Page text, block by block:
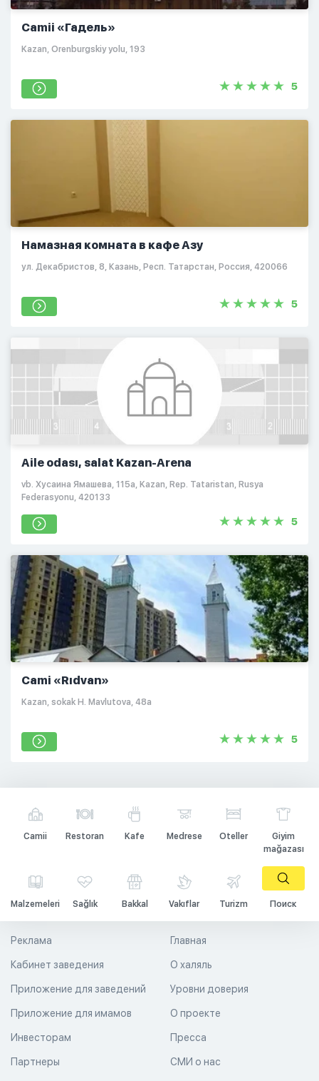
Camii «Гадель»
Kazan, Orenburgskiy yolu, 193
5
Намазная комната в кафе Азу
ул. Декабристов, 8, Казань, Респ. Татарстан, Россия, 420066
5
Aile odası, salat Kazan-Arena
vb. Хусаина Ямашева, 115а, Kazan, Rep. Tataristan, Rusya
Federasyonu, 420133
5
Cami «Rıdvan»
Kazan, sokak H. Mavlutova, 48а
5
Camii Restoran Kafe Medrese Oteller
Giyim
mağazası
Malzemeleri Sağlık Bakkal Vakıflar Turizm Поиск
Главная
О халяль
Уровни доверия
Реклама
Кабинет заведения
Приложение для заведений
Приложение для имамов О проекте
Пресса
СМИ о нас
Инвесторам
Партнеры